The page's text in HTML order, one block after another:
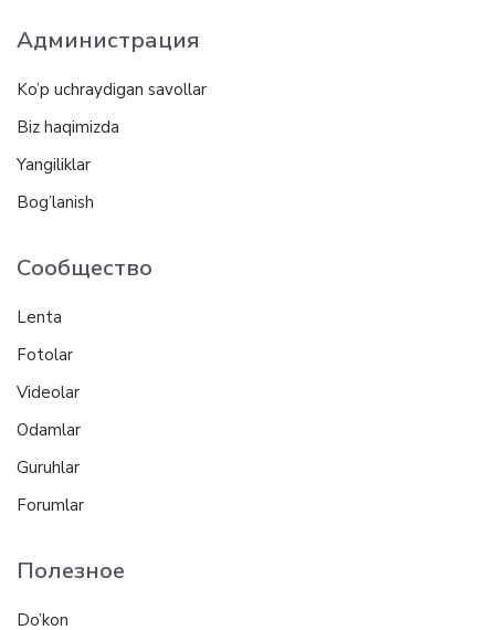
Администрация
Ko’p uchraydigan savollar
Biz haqimizda
Yangiliklar
Bog’lanish
Сообщество
Lenta
Fotolar
Videolar
Odamlar
Guruhlar
Forumlar
Полезное
Do’kon